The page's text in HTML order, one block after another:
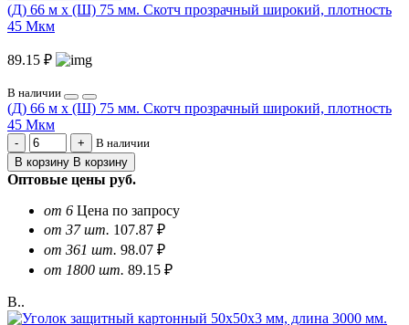
(Д) 66 м х (Ш) 75 мм. Скотч прозрачный широкий, плотность
45 Мкм
89.15 ₽
В наличии
(Д) 66 м х (Ш) 75 мм. Скотч прозрачный широкий, плотность
45 Мкм
В наличии
В корзину В корзину
Оптовые цены руб.
от 6 Цена по запросу
от 37 шт. 107.87 ₽
от 361 шт. 98.07 ₽
от 1800 шт. 89.15 ₽
В..